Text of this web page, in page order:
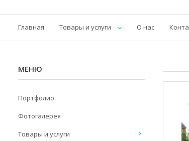
Главная Товары и услуги О нас
Портфолио
Фотогалерея
Товары и услуги